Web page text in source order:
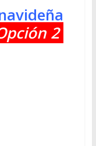
2